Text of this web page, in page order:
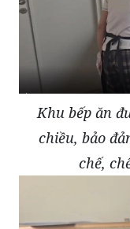
Khu bếp ăn
chiều, bảo
chế,